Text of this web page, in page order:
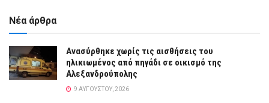
Νέα άρθρα
Ανασύρθηκε χωρίς τις αισθήσεις του
ηλικιωμένος από πηγάδι σε οικισμό της
Αλεξανδρούπολης
9 ΑΥΓΟΎΣΤΟΥ, 2026